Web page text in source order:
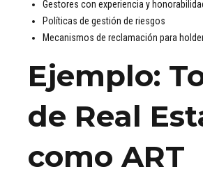
Gestores con experiencia y
Políticas de gestión de riesgos
Mecanismos de reclamación para
Ejemplo:
de Real
como ART